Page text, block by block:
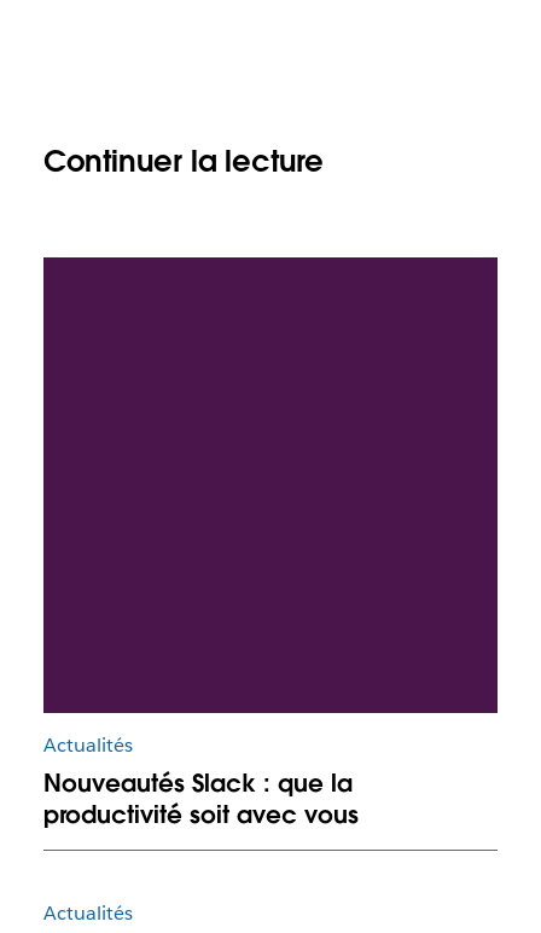
Continuer la lecture
Actualités
Nouveautés Slack : que la
productivité soit avec vous
Actualités